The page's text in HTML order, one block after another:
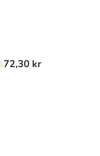
72,30 kr